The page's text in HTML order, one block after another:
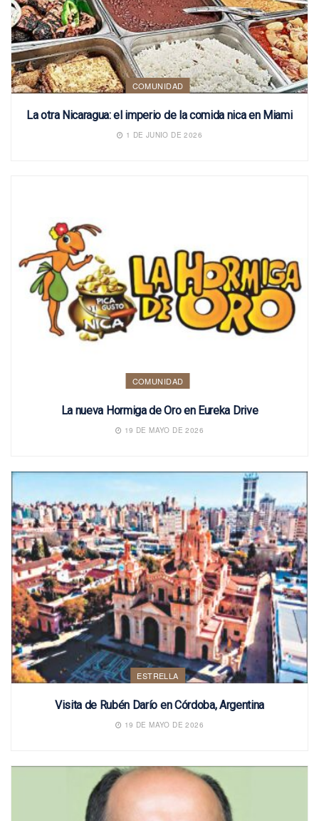
COMUNIDAD
La otra Nicaragua: el imperio de la comida nica en Miami
1 DE JUNIO DE 2026
COMUNIDAD
La nueva Hormiga de Oro en Eureka Drive
19 DE MAYO DE 2026
ESTRELLA
Visita de Rubén Darío en Córdoba, Argentina
19 DE MAYO DE 2026